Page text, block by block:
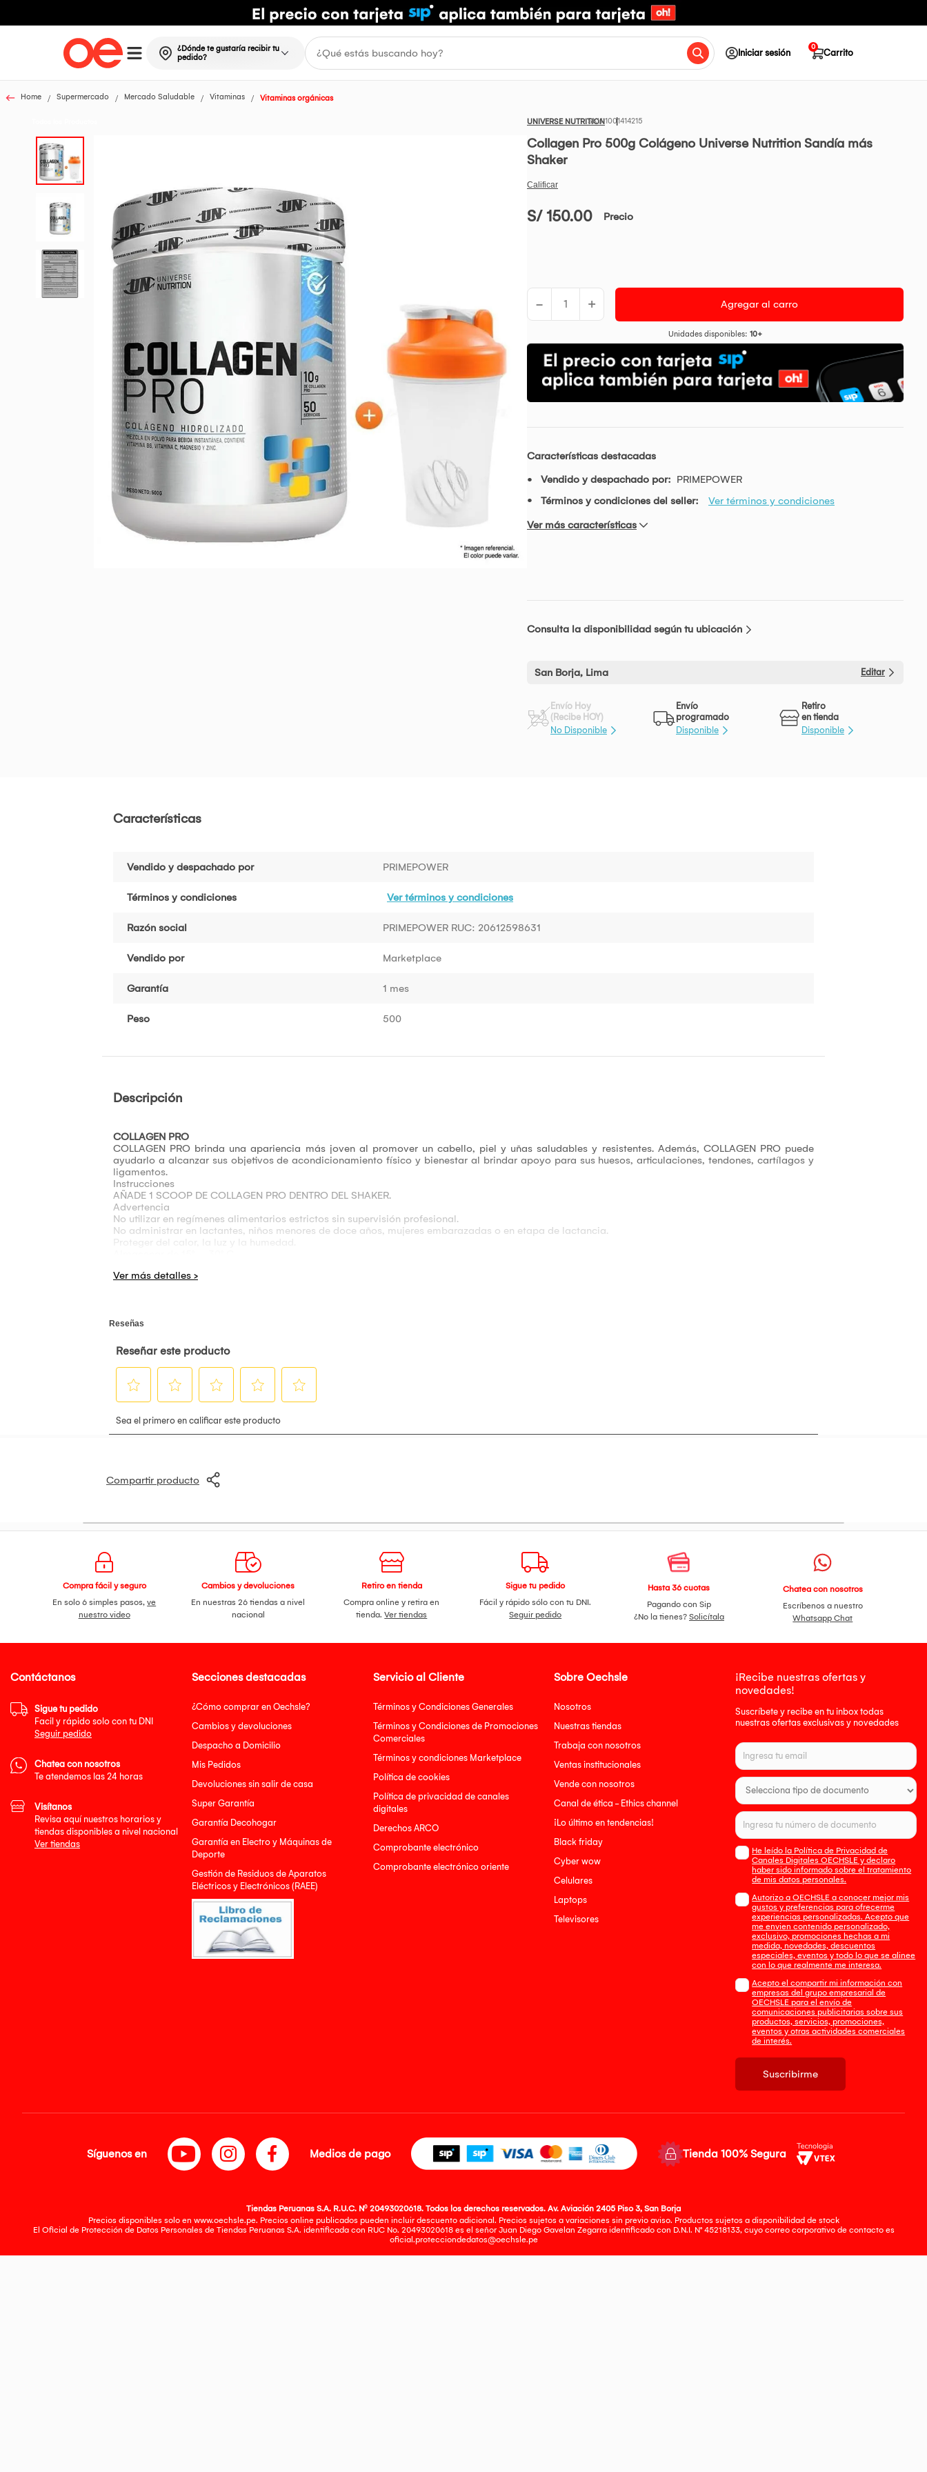
¿Dónde te gustaría recibir tu
pedido?
Iniciar sesión Carrito
0
Home Supermercado Mercado Saludable Vitaminas Vitaminas orgánicas
UNIVERSE NUTRITION1001414215
Collagen Pro 500g Colágeno Universe Nutrition Sandía más
Shaker
S/ 150.00 Precio
- + Agregar al carro
Unidades disponibles: 10+
Características destacadas
Vendido y despachado por: PRIMEPOWER
Términos y condiciones del seller:
Ver términos y condiciones
Ver más características
Consulta la disponibilidad según tu ubicación
San Borja, Lima Editar
Envío Hoy
(Recibe HOY)
No Disponible
Envío
programado
Disponible
Retiro
en tienda
Disponible
Características
Vendido y despachado por PRIMEPOWER
Términos y condiciones Ver términos y condiciones
Razón social PRIMEPOWER RUC: 20612598631
Vendido por Marketplace
Garantía 1 mes
Peso 500
Descripción
COLLAGEN PRO
COLLAGEN PRO brinda una apariencia más joven al promover un cabello, piel y uñas saludables y resistentes. Además, COLLAGEN PRO puede
ayudarlo a alcanzar sus objetivos de acondicionamiento físico y bienestar al brindar apoyo para sus huesos, articulaciones, tendones, cartílagos y
ligamentos.
Instrucciones
AÑADE 1 SCOOP DE COLLAGEN PRO DENTRO DEL SHAKER.
Advertencia
No utilizar en regímenes alimentarios estrictos sin supervisión profesional.
No administrar en lactantes, niños menores de doce años, mujeres embarazadas o en etapa de lactancia.
Proteger del calor, la luz y la humedad.
Sabores:Fruit Punch, Mora, Sandía
Compartir producto
Compra fácil y seguro
En solo 6 simples pasos,ve
nuestro video
Cambios y devoluciones
En nuestras 26 tiendas a nivel
nacional
Retiro en tienda
Compra online y retira en
tienda.Ver tiendas
Sigue tu pedido
Fácil y rápido sólo con tu DNI.
Seguir pedido
Hasta 36 cuotas
Pagando con Sip
¿No la tienes? Solicítala
Chatea con nosotros
Escríbenos a nuestro
Whatsapp Chat
Secciones destacadas
¿Cómo comprar en Oechsle?
Cambios y devoluciones
Despacho a Domicilio
Mis Pedidos
Devoluciones sin salir de casa
Super Garantía
Garantía Decohogar
Garantía en Electro y Máquinas de
Deporte
Gestión de Residuos de Aparatos
Eléctricos y Electrónicos (RAEE)
Servicio al Cliente
Términos y Condiciones Generales
Términos y Condiciones de Promociones
Comerciales
Términos y condiciones Marketplace
Política de cookies
Política de privacidad de canales
digitales
Derechos ARCO
Comprobante electrónico
Comprobante electrónico oriente
Sobre Oechsle
Nosotros
Nuestras tiendas
Trabaja con nosotros
Ventas institucionales
Vende con nosotros
Canal de ética - Ethics channel
¡Lo último en tendencias!
Black friday
Cyber wow
Celulares
Laptops
Televisores
¡Recibe nuestras ofertas y
novedades!
Suscríbete y recibe en tu inbox todas
nuestras ofertas exclusivas y novedades
He leído la Política de Privacidad de
Canales Digitales OECHSLE y declaro
haber sido informado sobre el tratamiento
de mis datos personales.
Autorizo a OECHSLE a conocer mejor mis
gustos y preferencias para ofrecerme
experiencias personalizadas. Acepto que
me envien contenido personalizado,
exclusivo, promociones hechas a mi
medida, novedades, descuentos
especiales, eventos y todo lo que se alinee
con lo que realmente me interesa.
Acepto el compartir mi información con
empresas del grupo empresarial de
OECHSLE para el envío de
comunicaciones publicitarias sobre sus
productos, servicios, promociones,
eventos y otras actividades comerciales
de interés.
Suscribirme
Contáctanos
Sigue tu pedido
Facil y rápido solo con tu DNI
Seguir pedido
Chatea con nosotros
Te atendemos las 24 horas
Visítanos
Revisa aquí nuestros horarios y
tiendas disponibles a nivel nacional
Ver tiendas
Síguenos en Medios de pago Tienda 100% Segura
Tiendas Peruanas S.A. R.U.C. Nº 20493020618. Todos los derechos reservados. Av. Aviación 2405 Piso 3, San Borja
Precios disponibles solo en www.oechsle.pe. Precios online publicados pueden incluir descuento adicional. Precios sujetos a variaciones sin previo aviso. Productos sujetos a disponibilidad de stock
El Oficial de Protección de Datos Personales de Tiendas Peruanas S.A. identificada con RUC No. 20493020618 es el señor Juan Diego Gavelan Zegarra identificado con D.N.I. N° 45218133, cuyo correo corporativo de contacto es
oficial.protecciondedatos@oechsle.pe